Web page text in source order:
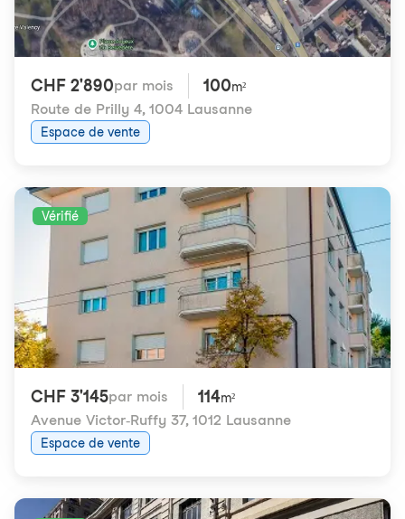
CHF 2'890par mois 100m²
Route de Prilly 4, 1004 Lausanne
Espace de vente
Vérifié
CHF 3'145par mois 114m²
Avenue Victor-Ruffy 37, 1012 Lausanne
Espace de vente